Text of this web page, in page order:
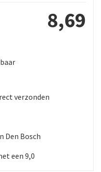
8,69
verzonden
Den Bosch
een 9,0